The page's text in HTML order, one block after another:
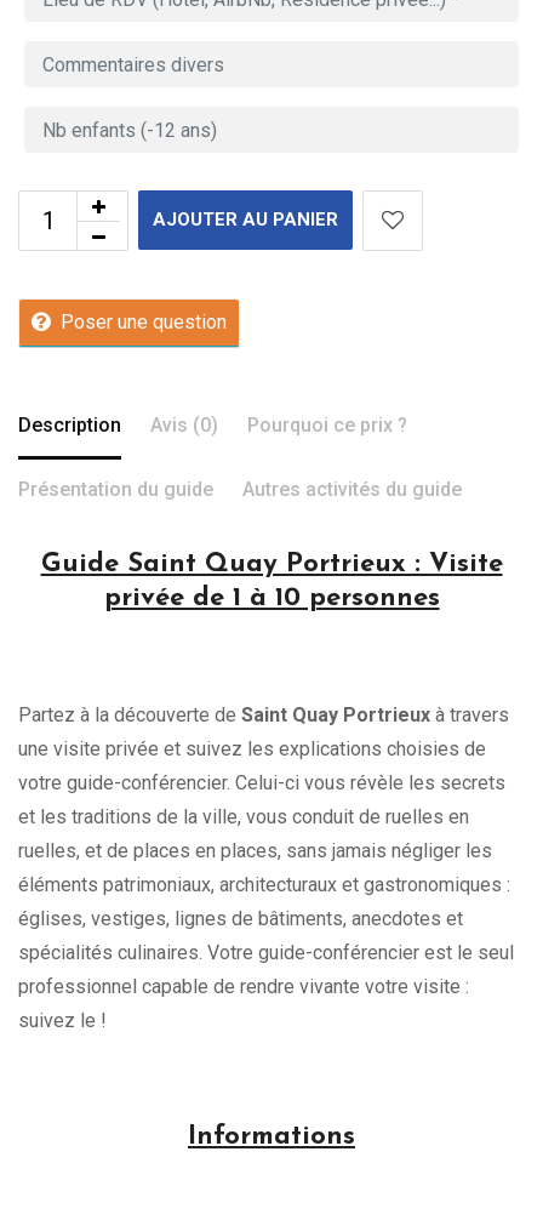
AJOUTER AU PANIER
Poser une question
Description Avis (0) Pourquoi ce prix ?
Présentation du guide Autres activités du guide
Guide Saint Quay Portrieux : Visite
privée de 1 à 10 personnes
Partez à la découverte de Saint Quay Portrieux à travers
une visite privée et suivez les explications choisies de
votre guide-conférencier. Celui-ci vous révèle les secrets
et les traditions de la ville, vous conduit de ruelles en
ruelles, et de places en places, sans jamais négliger les
éléments patrimoniaux, architecturaux et gastronomiques :
églises, vestiges, lignes de bâtiments, anecdotes et
spécialités culinaires. Votre guide-conférencier est le seul
professionnel capable de rendre vivante votre visite :
suivez le !
Informations